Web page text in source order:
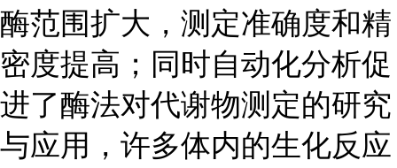
酶范围扩大，测定准确度和精
密度提高；同时自动化分析促
进了酶法对代谢物测定的研究
与应用，许多体内的生化反应